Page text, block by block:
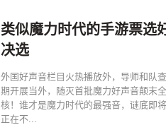
类似魔力时代的手游票选
决选
外国好声音栏目火热播放外，导师和队
期开展当外，随灭首批魔力好声音颠末
核！谁才是魔力时代的最强音，谜底即
正在不...